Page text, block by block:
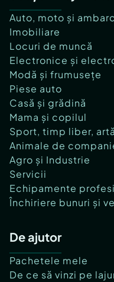
Auto, moto și
Imobiliare
Locuri de muncă
Electronice și
Modă și frumusețe
Piese auto
Casă și grădină
Mama și copilul
Sport, timp liber, artă
Animale de
Agro și Industrie
Servicii
Echipamente
Închiriere bunuri și
De ajutor
Pachetele mele
De ce să vinzi pe